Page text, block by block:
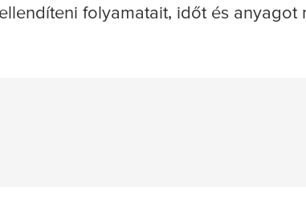
folyamatait, időt és anyagot